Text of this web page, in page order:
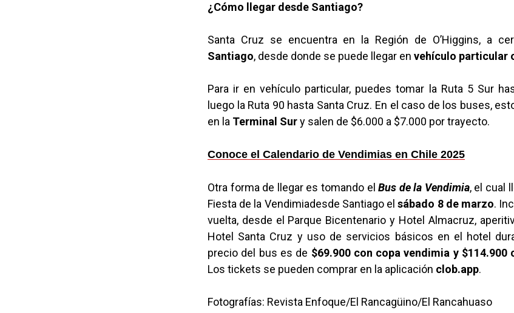
¿Cómo llegar desde Santiago?
Santa Cruz se encuentra en la Región de O’Higgins, a
Santiago, desde donde se puede llegar en vehículo particular
Para ir en vehículo particular, puedes tomar la Ruta 5 Sur
luego la Ruta 90 hasta Santa Cruz. En el caso de los buses,
en la Terminal Sury salen de $6.000 a $7.000 por trayecto.
Conoce el Calendario de Vendimias en Chile 2025
Otra forma de llegar es tomando elBus de la Vendimia, el cual
Fiesta de la Vendimiadesde Santiago elsábado 8 de marzo.
vuelta, desde el Parque Bicentenario y Hotel Almacruz,
Hotel Santa Cruz y uso de servicios básicos en el hotel
precio del bus es de $69.900 con copa vendimia y $114.900
Los tickets se pueden comprar en la aplicación clob.app.
Fotografías: Revista Enfoque/El Rancagüino/El Rancahuaso